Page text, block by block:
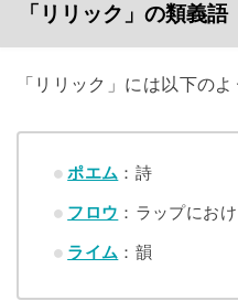
「リリック」の類義語
「リリック」には以下の
ポエム ：詩
フロウ ：ラップにお
ライム ：韻